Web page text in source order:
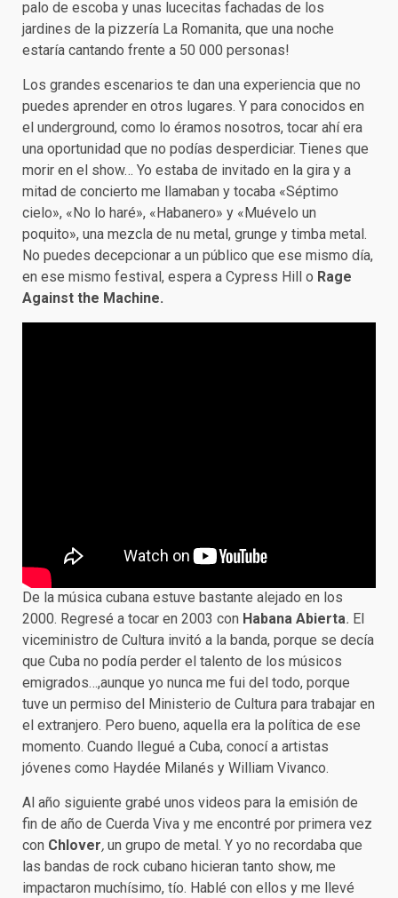
palo de escoba y unas lucecitas fachadas de los
jardines de la pizzería La Romanita, que una noche
estaría cantando frente a 50 000 personas!
Los grandes escenarios te dan una experiencia que no
puedes aprender en otros lugares. Y para conocidos en
el underground, como lo éramos nosotros, tocar ahí era
una oportunidad que no podías desperdiciar. Tienes que
morir en el show… Yo estaba de invitado en la gira y a
mitad de concierto me llamaban y tocaba «Séptimo
cielo», «No lo haré», «Habanero» y «Muévelo un
poquito», una mezcla de nu metal, grunge y timba metal.
No puedes decepcionar a un público que ese mismo día,
en ese mismo festival, espera a Cypress Hill o Rage
Against the Machine.
De la música cubana estuve bastante alejado en los
2000. Regresé a tocar en 2003 con Habana Abierta. El
viceministro de Cultura invitó a la banda, porque se decía
que Cuba no podía perder el talento de los músicos
emigrados…,aunque yo nunca me fui del todo, porque
tuve un permiso del Ministerio de Cultura para trabajar en
el extranjero. Pero bueno, aquella era la política de ese
momento. Cuando llegué a Cuba, conocí a artistas
jóvenes como Haydée Milanés y William Vivanco.
Al año siguiente grabé unos videos para la emisión de
fin de año de Cuerda Viva y me encontré por primera vez
con Chlover, un grupo de metal. Y yo no recordaba que
las bandas de rock cubano hicieran tanto show, me
impactaron muchísimo, tío. Hablé con ellos y me llevé